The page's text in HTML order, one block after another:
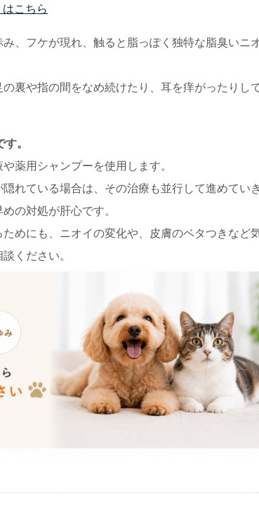
こちら
、フケが現れ、触ると脂っぽく独特な脂臭いニ
裏や指の間をなめ続けたり、耳を痒がったりし
。
薬用シャンプーを使用します。
れている場合は、その治療も並行して進めていき
の対処が肝心です。
めにも、ニオイの変化や、皮膚のベタつきなど
ください。